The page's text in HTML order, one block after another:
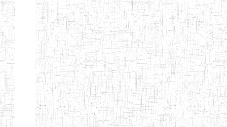
SAINT
ANDREW'S BTTC
28/12/2007 ENIEG
MODEL
INCLUSIVE
BILINGUAL
TEACHER
TRAINING
08/09/2015 ENIEG